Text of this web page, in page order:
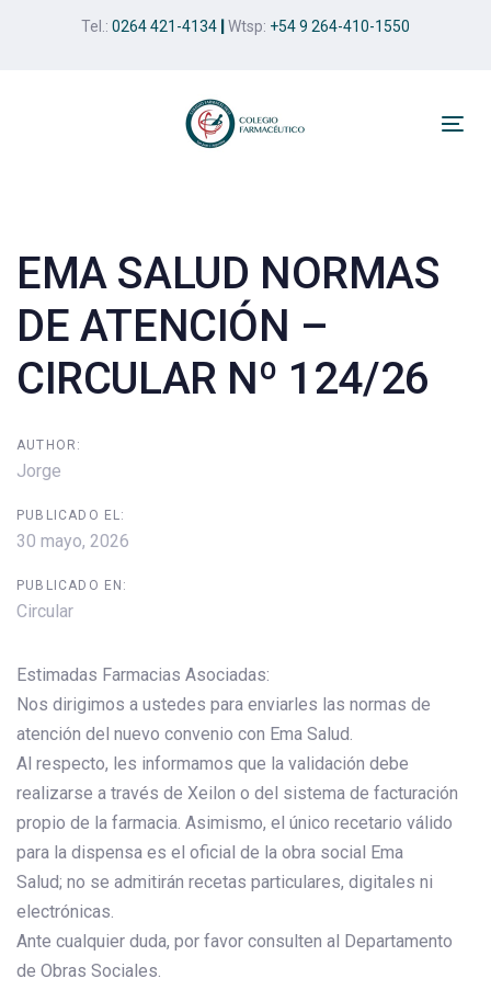
Tel.: 0264 421-4134 Wtsp: +54 9 264-410-1550
EMA SALUD NORMAS
DE ATENCIÓN –
CIRCULAR Nº 124/26
AUTHOR:
Jorge
PUBLICADO EL:
30 mayo, 2026
PUBLICADO EN:
Circular
Estimadas Farmacias Asociadas:
Nos dirigimos a ustedes para enviarles las normas de
atención del nuevo convenio con Ema Salud.
Al respecto, les informamos que la validación debe
realizarse a través de Xeilon o del sistema de facturación
propio de la farmacia. Asimismo, el único recetario válido
para la dispensa es el oficial de la obra social Ema
Salud; no se admitirán recetas particulares, digitales ni
electrónicas.
Ante cualquier duda, por favor consulten al Departamento
de Obras Sociales.
navigation